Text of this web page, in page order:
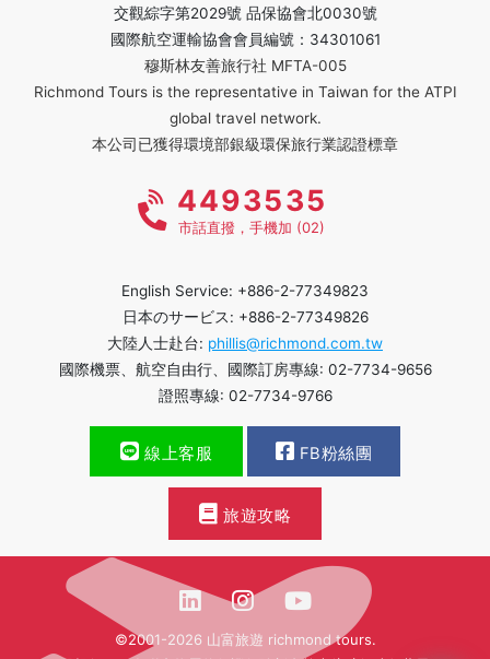
交觀綜字第2029號 品保協會北0030號
國際航空運輸協會會員編號：34301061
穆斯林友善旅行社 MFTA-005
Richmond Tours is the representative in Taiwan for the ATPI
global travel network.
本公司已獲得環境部銀級環保旅行業認證標章
4493535
市話直撥，手機加 (02)
English Service: +886-2-77349823
日本のサービス: +886-2-77349826
大陸人士赴台: phillis@richmond.com.tw
國際機票、航空自由行、國際訂房專線: 02-7734-9656
證照專線: 02-7734-9766
線上客服 FB粉絲團
旅遊攻略
©2001-2026 山富旅遊 richmond tours.